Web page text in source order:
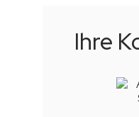
Ihre